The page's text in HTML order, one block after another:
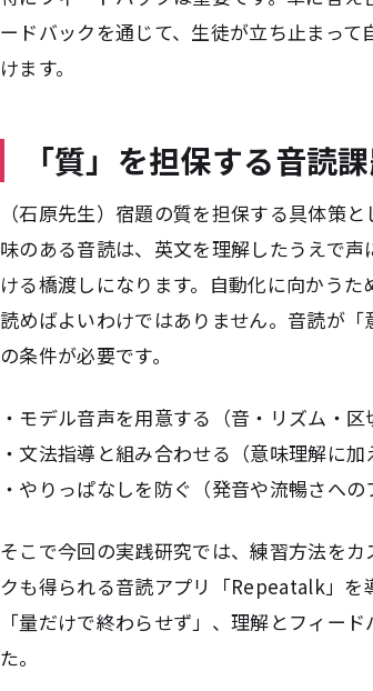
ードバックを通じて、生徒が立ち止まっ
けます。
「質」を担保する音読
（石原先生）宿題の質を担保する具体策
味のある音読は、英文を理解したうえで
ける橋渡しになります。自動化に向かう
読めばよいわけではありません。音読が
の条件が必要です。
・モデル音声を用意する（音・リズム・区
・文法指導と組み合わせる（意味理解に
・やりっぱなしを防ぐ（発音や流暢さへ
そこで今回の実践研究では、練習方法を
クも得られる音読アプリ「Repeatalk」を
「量だけで終わらせず」、理解とフィー
た。